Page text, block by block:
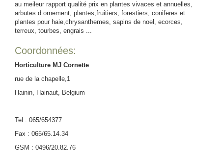
au meileur rapport qualité prix en plantes vivaces et annuelles,
arbutes d ornement, plantes,fruitiers, forestiers, coniferes et
plantes pour haie,chrysanthemes, sapins de noel, ecorces,
terreux, tourbes, engrais ...
Coordonnées:
Horticulture MJ Cornette
rue de la chapelle,1
Hainin, Hainaut, Belgium
Tel : 065/654377
Fax : 065/65.14.34
GSM : 0496/20.82.76